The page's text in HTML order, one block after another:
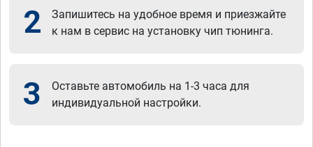
2
Запишитесь на удобное время и приезжайте
к нам в сервис на установку чип тюнинга.
3
Оставьте автомобиль на 1-3 часа для
индивидуальной настройки.